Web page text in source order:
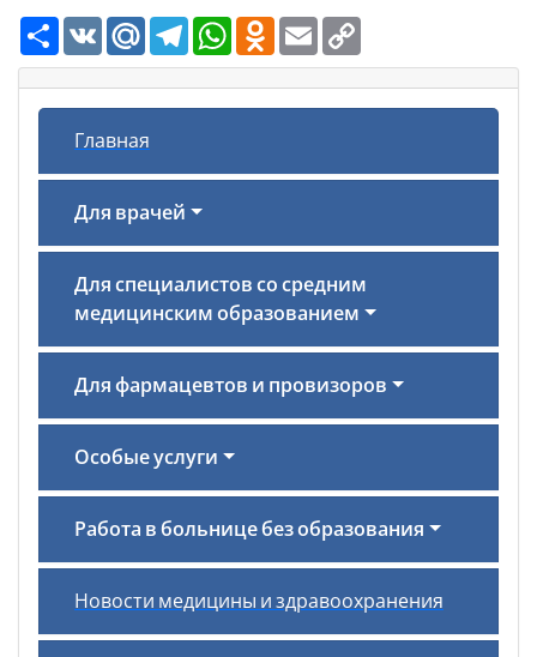
Ресурс
VK Mail.RuTelegramWhatsAppOdnoklassniki
Email
Главная
Для врачей
Для специалистов со средним
медицинским образованием
Для фармацевтов и провизоров
Особые услуги
Работа в больнице без образования
Новости медицины и здравоохранения